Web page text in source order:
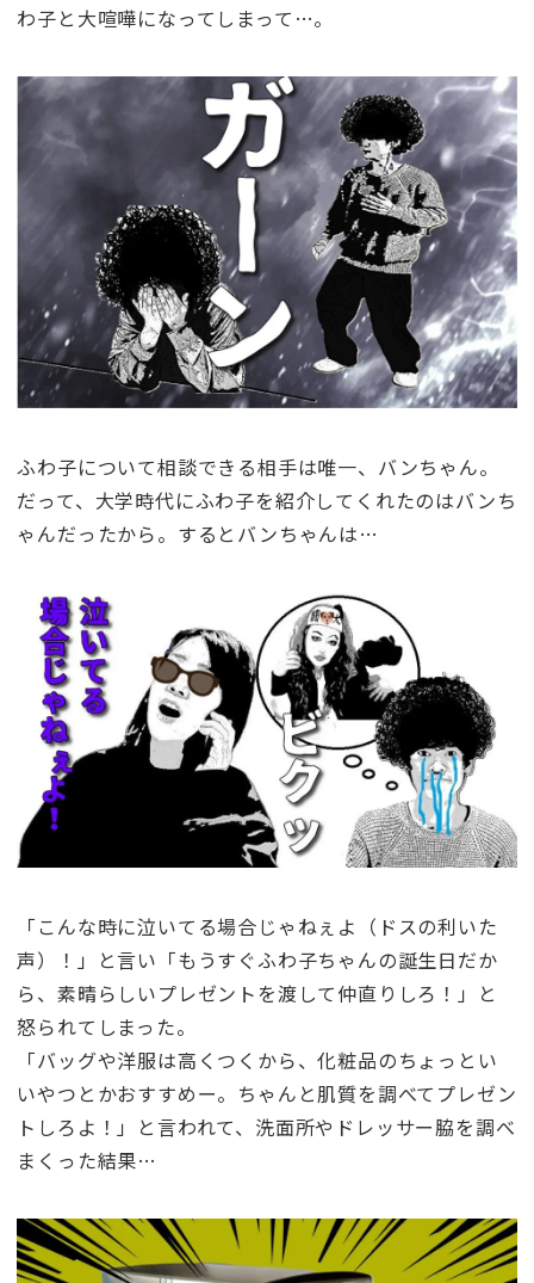
わ子と大喧嘩になってしまって…。
ふわ子について相談できる相手は唯一、バンちゃん。
だって、大学時代にふわ子を紹介してくれたのはバンち
ゃんだったから。するとバンちゃんは…
「こんな時に泣いてる場合じゃねぇよ（ドスの利いた
声）！」と言い「もうすぐふわ子ちゃんの誕生日だか
ら、素晴らしいプレゼントを渡して仲直りしろ！」と
怒られてしまった。
「バッグや洋服は高くつくから、化粧品のちょっとい
いやつとかおすすめー。ちゃんと肌質を調べてプレゼン
トしろよ！」と言われて、洗面所やドレッサー脇を調べ
まくった結果…